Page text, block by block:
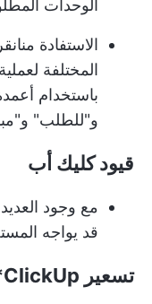
الوحدات
الاستفادة من
المختلفة
باستخدام
و"للطلب"
قيود كليك أب
مع وجود
قد يواجه
تسعير ClickUp**